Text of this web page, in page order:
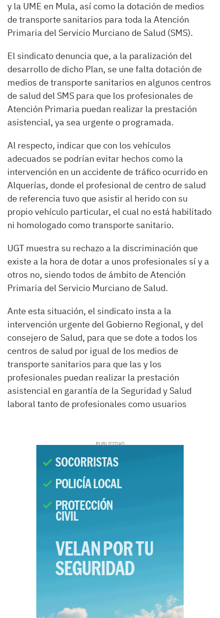
y la UME en Mula, así como la dotación de medios
de transporte sanitarios para toda la Atención
Primaria del Servicio Murciano de Salud (SMS).
El sindicato denuncia que, a la paralización del
desarrollo de dicho Plan, se une falta dotación de
medios de transporte sanitarios en algunos centros
de salud del SMS para que los profesionales de
Atención Primaria puedan realizar la prestación
asistencial, ya sea urgente o programada.
Al respecto, indicar que con los vehículos
adecuados se podrían evitar hechos como la
intervención en un accidente de tráfico ocurrido en
Alquerías, donde el profesional de centro de salud
de referencia tuvo que asistir al herido con su
propio vehículo particular, el cual no está habilitado
ni homologado como transporte sanitario.
UGT muestra su rechazo a la discriminación que
existe a la hora de dotar a unos profesionales sí y a
otros no, siendo todos de ámbito de Atención
Primaria del Servicio Murciano de Salud.
Ante esta situación, el sindicato insta a la
intervención urgente del Gobierno Regional, y del
consejero de Salud, para que se dote a todos los
centros de salud por igual de los medios de
transporte sanitarios para que las y los
profesionales puedan realizar la prestación
asistencial en garantía de la Seguridad y Salud
laboral tanto de profesionales como usuarios